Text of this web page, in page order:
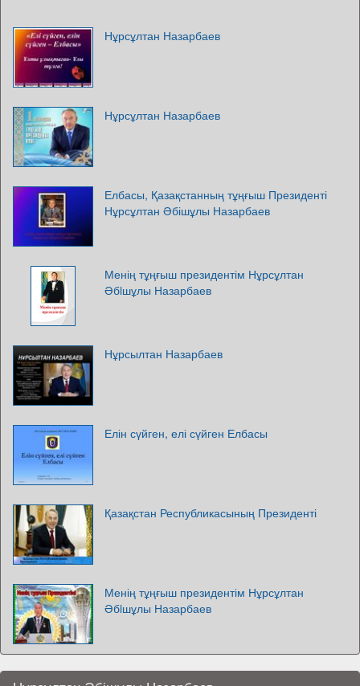
Нұрсұлтан Назарбаев
Нұрсұлтан Назарбаев
Елбасы, Қазақстанның тұңғыш Президенті
Нұрсұлтан Әбішұлы Назарбаев
Менің тұңғыш президентім Нұрсұлтан
Әбiшұлы Назарбаев
Нұрсылтан Назарбаев
Елін сүйген, елі сүйген Елбасы
Қазақстан Республикасының Президенті
Менің тұңғыш президентім Нұрсұлтан
Әбiшұлы Назарбаев